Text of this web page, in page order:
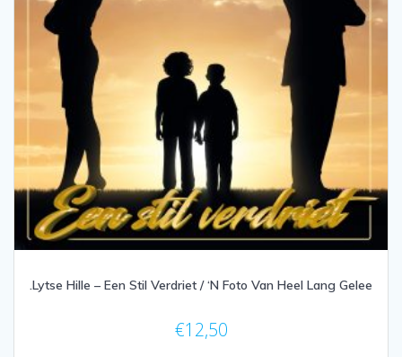
.Lytse Hille – Een Stil Verdriet / ‘N Foto Van Heel Lang Gelee
€12,50